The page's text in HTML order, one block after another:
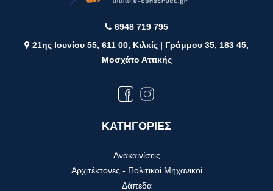
6948 719 795
21ης Ιουνίου 55, 611 00, Κιλκίς | Γράμμου 35, 183 45,
Μοσχάτο Αττικής
ΚΑΤΗΓΟΡΙΕΣ
Ανακαινίσεις
Αρχιτέκτονες - Πολιτικοί Μηχανικοί
Δάπεδα